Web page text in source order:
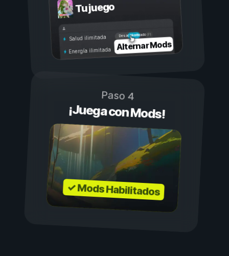
Tu juego
Activado
Desactivado
Salud ilimitada
Energía ilimitada Alternar Mods
Paso 4
¡Juega con Mods!
✓ Mods Habilitados